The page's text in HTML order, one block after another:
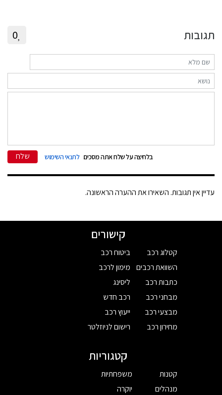
תגובות 0
בלחיצה על שלח אתה מסכים לתנאי השימוש שלח
עדיין אין תגובות. השאירו את ההערה הראשונה.
קישורים
קטלוג רכב
השוואת רכבים
כתבות רכב
מבחני רכב
מבצעי רכב
מחירון רכב
ביטוח רכב
מימון לרכב
ליסינג
רכב חדש
ייעוץ רכב
רישום לניוזלטר
קטגוריות
קטנות
מנהלים
משפחתיות
יוקרה